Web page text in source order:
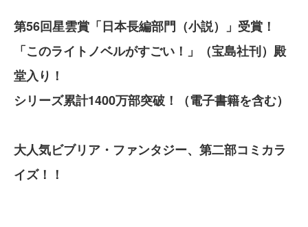
第56回星雲賞「日本長編部門（小説）」受賞！
「このライトノベルがすごい！」（宝島社刊）殿
堂入り！
シリーズ累計1400万部突破！（電子書籍を含む）
大人気ビブリア・ファンタジー、第二部コミカラ
イズ！！